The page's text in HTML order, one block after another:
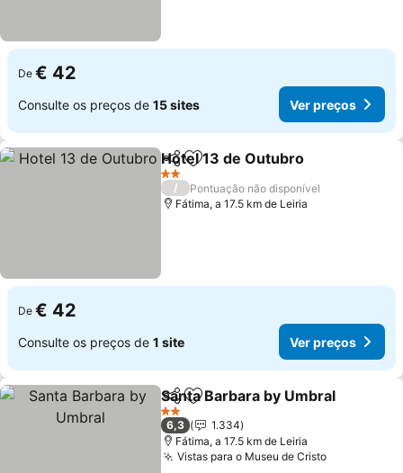
De € 42
Consulte os preços de 15 sites Ver preços
PartilharAdicionar aos favoritos
Hotel 13 de Outubro
2 Estrelas
/
Pontuação não disponível
Fátima, a 17.5 km de Leiria
De € 42
Consulte os preços de 1 site Ver preços
PartilharAdicionar aos favoritos
Santa Barbara by Umbral
2 Estrelas
6,3
1.334
Fátima, a 17.5 km de Leiria
Vistas para o Museu de CristoVer preços